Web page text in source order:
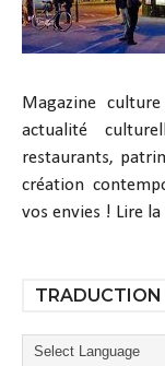
Magazine
actualité
restaurants,
création
vos envies ! Lire
TRADUCTION